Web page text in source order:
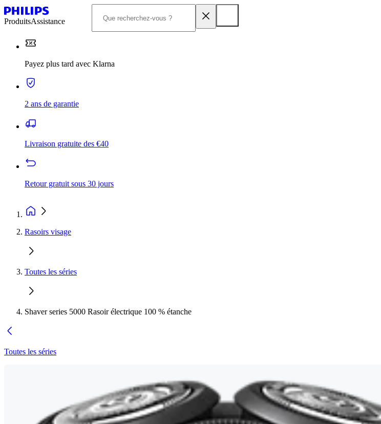
ProduitsAssistance
Payez plus tard avec Klarna
2 ans de garantie
Livraison gratuite des €40
Retour gratuit sous 30 jours
Rasoirs visage
Toutes les séries
Shaver series 5000 Rasoir électrique 100 % étanche
Toutes les séries